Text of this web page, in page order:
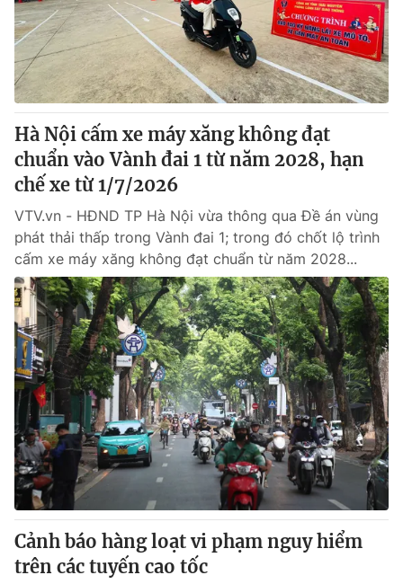
Sản phẩm
Thị trường
Tư vấn
Lịch phát sóng
Chuyên mục khác
Emagazine Podcast
Photo
Video Shorts video
VTV Money VTV Thể thao
VTV Sức khoẻ Bất động sản
Thị trường 24h Tấm lòng Việt
VTV4 Vươn mình bằng AI
VTV9 VTV8
Liên hệ tòa soạn English
Hà Nội cấm xe máy xăng không đạt
chuẩn vào Vành đai 1 từ năm 2028, hạn
chế xe từ 1/7/2026
VTV.vn - HĐND TP Hà Nội vừa thông qua Đề án vùng
phát thải thấp trong Vành đai 1; trong đó chốt lộ trình
cấm xe máy xăng không đạt chuẩn từ năm 2028...
Cảnh báo hàng loạt vi phạm nguy hiểm
trên các tuyến cao tốc